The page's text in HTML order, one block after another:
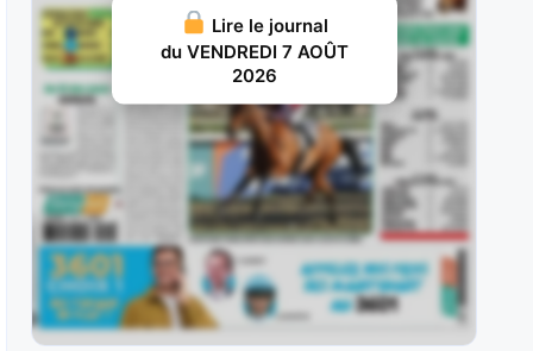
Joker Géma : Adepte de ce parcours où il est
reçu 4 sur
JUILLET 29, 2026 19
Tamyz : Il a échoué aux portes des places lors
JUILLET 28, 2026 18
Jizou d’Etang : Exclusivement droitier en début
de carrière, il avait aligné les
JUILLET 27, 2026 18
Lire le journal
du VENDREDI 7 AOÛT
2026